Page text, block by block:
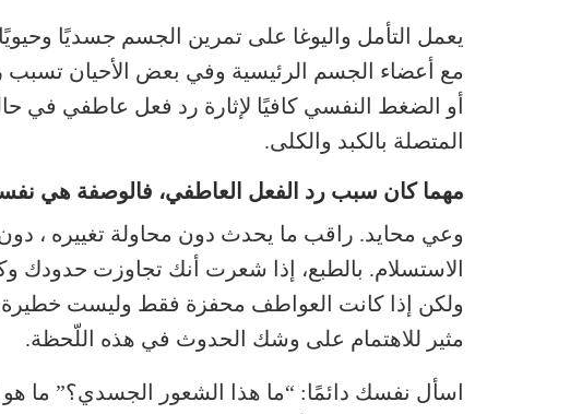
يعمل التأمل واليوغا على تمرين الجسم جسديًا
مع أعضاء الجسم الرئيسية وفي بعض الأحيان تسبب
أو الضغط النفسي كافيًا لإثارة رد فعل عاطفي في
المتصلة بالكبد والكلى.
مهما كان سبب رد الفعل العاطفي، فالوصفة هي
وعي محايد. راقب ما يحدث دون محاولة تغييره ،
الاستسلام. بالطبع، إذا شعرت أنك تجاوزت حدودك
ولكن إذا كانت العواطف محفزة فقط وليست
مثير للاهتمام على وشك الحدوث في هذه اللّحظة.
اسأل نفسك دائمًا: “ما هذا الشعور الجسدي؟” ما